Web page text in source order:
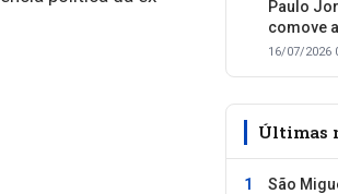
Paulo
comove
trajetória
16/07/2026
Últimas
São